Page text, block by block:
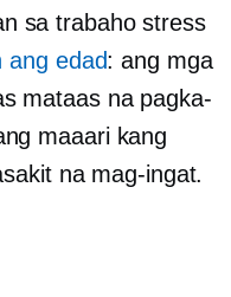
sa trabahostress
ang edad: ang mga
mataas na pagka-
maaari kang
na mag-ingat.